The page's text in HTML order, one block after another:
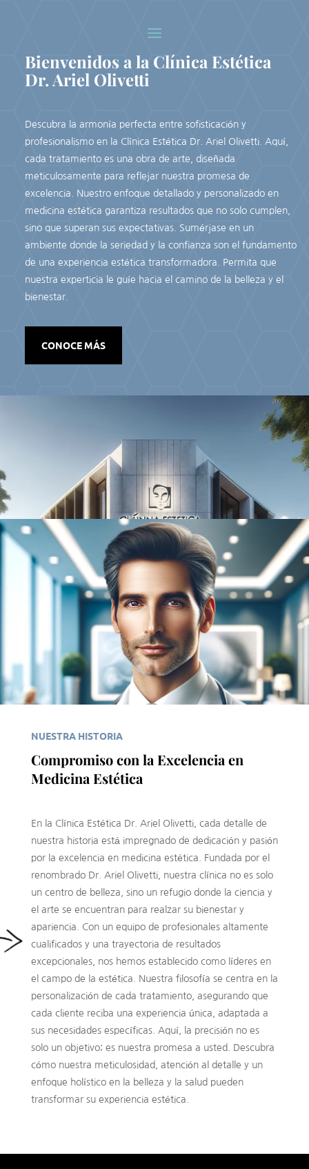
Bienvenidos a la Clínica Estética
Dr. Ariel Olivetti
Descubra la armonía perfecta entre sofisticación y
profesionalismo en la Clínica Estética Dr. Ariel Olivetti. Aquí,
cada tratamiento es una obra de arte, diseñada
meticulosamente para reflejar nuestra promesa de
excelencia. Nuestro enfoque detallado y personalizado en
medicina estética garantiza resultados que no solo cumplen,
sino que superan sus expectativas. Sumérjase en un
ambiente donde la seriedad y la confianza son el fundamento
de una experiencia estética transformadora. Permita que
nuestra experticia le guíe hacia el camino de la belleza y el
bienestar.
CONOCE MÁS
NUESTRA HISTORIA
Compromiso con la Excelencia en
Medicina Estética
En la Clínica Estética Dr. Ariel Olivetti, cada detalle de
nuestra historia está impregnado de dedicación y pasión
por la excelencia en medicina estética. Fundada por el
renombrado Dr. Ariel Olivetti, nuestra clínica no es solo
un centro de belleza, sino un refugio donde la ciencia y
el arte se encuentran para realzar su bienestar y
apariencia. Con un equipo de profesionales altamente
cualificados y una trayectoria de resultados
excepcionales, nos hemos establecido como líderes en
el campo de la estética. Nuestra filosofía se centra en la
personalización de cada tratamiento, asegurando que
cada cliente reciba una experiencia única, adaptada a
sus necesidades específicas. Aquí, la precisión no es
solo un objetivo; es nuestra promesa a usted. Descubra
cómo nuestra meticulosidad, atención al detalle y un
enfoque holístico en la belleza y la salud pueden
transformar su experiencia estética.